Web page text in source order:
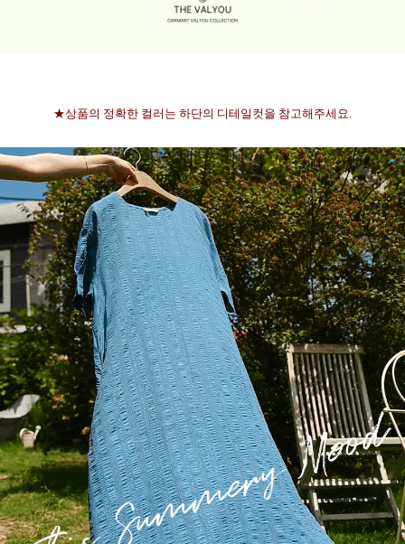
★상품의 정확한 컬러는 하단의 디테일컷을 참고해주세요.